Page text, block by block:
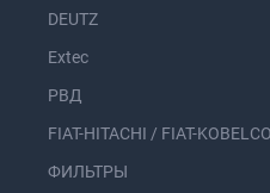
DEUTZ
Extec
РВД
FIAT-HITACHI / FIAT-KOBELCO
ФИЛЬТРЫ